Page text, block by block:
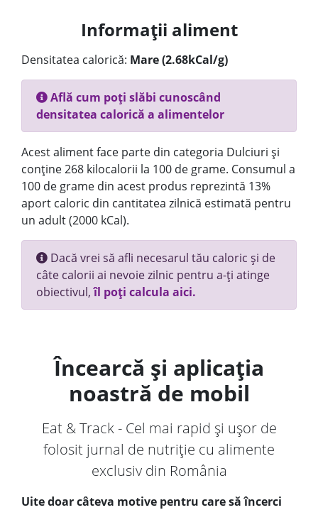
Informații aliment
Densitatea calorică: Mare (2.68kCal/g)
Află cum poți slăbi cunoscând
densitatea calorică a alimentelor
Acest aliment face parte din categoria Dulciuri și
conține 268 kilocalorii la 100 de grame. Consumul a
100 de grame din acest produs reprezintă 13%
aport caloric din cantitatea zilnică estimată pentru
un adult (2000 kCal).
Dacă vrei să afli necesarul tău caloric și de
câte calorii ai nevoie zilnic pentru a-ți atinge
obiectivul,îl poți calcula aici.
Încearcă și aplicația
noastră de mobil
Eat & Track - Cel mai rapid și ușor de
folosit jurnal de nutriție cu alimente
exclusiv din România
Uite doar câteva motive pentru care să încerci